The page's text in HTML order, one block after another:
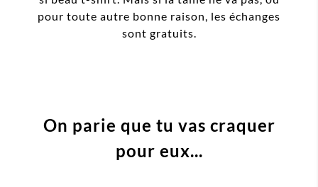
pour toute autre bonne raison, les échanges
sont gratuits.
On parie que tu vas craquer
pour eux...